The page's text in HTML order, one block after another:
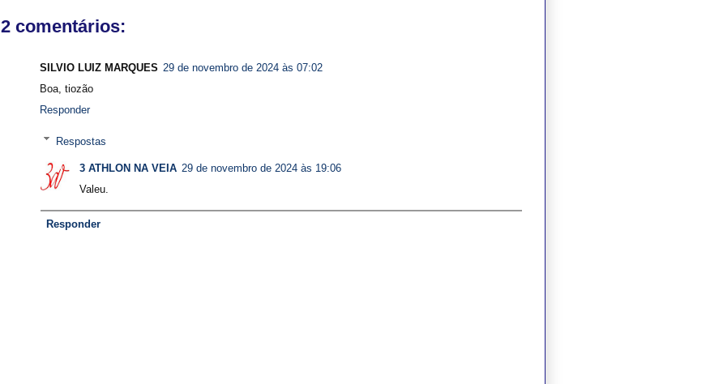
2 comentários:
SILVIO LUIZ MARQUES 29 de novembro de 2024 às 07:02
Boa, tiozão
Responder
Respostas
3 ATHLON NA VEIA 29 de novembro de 2024 às 19:06
Valeu.
Responder